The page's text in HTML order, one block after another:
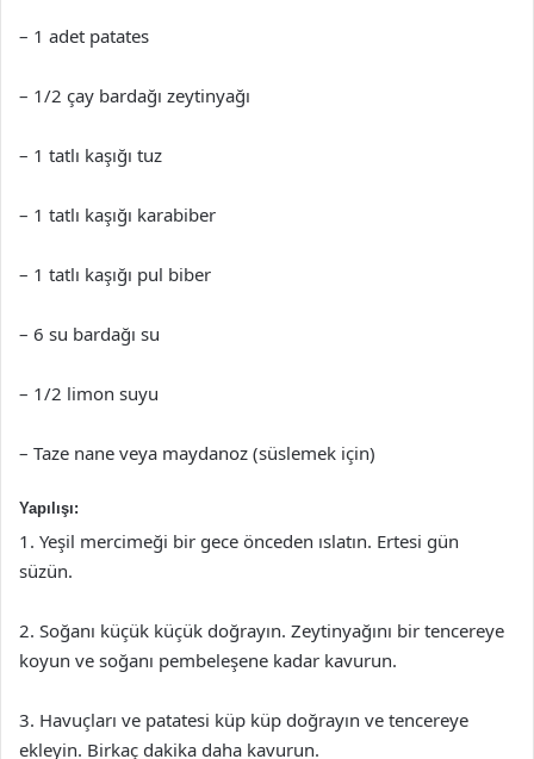
– 1 adet patates
– 1/2 çay bardağı zeytinyağı
– 1 tatlı kaşığı tuz
– 1 tatlı kaşığı karabiber
– 1 tatlı kaşığı pul biber
– 6 su bardağı su
– 1/2 limon suyu
– Taze nane veya maydanoz (süslemek için)
Yapılışı:
1. Yeşil mercimeği bir gece önceden ıslatın. Ertesi gün
süzün.
2. Soğanı küçük küçük doğrayın. Zeytinyağını bir tencereye
koyun ve soğanı pembeleşene kadar kavurun.
3. Havuçları ve patatesi küp küp doğrayın ve tencereye
ekleyin. Birkaç dakika daha kavurun.